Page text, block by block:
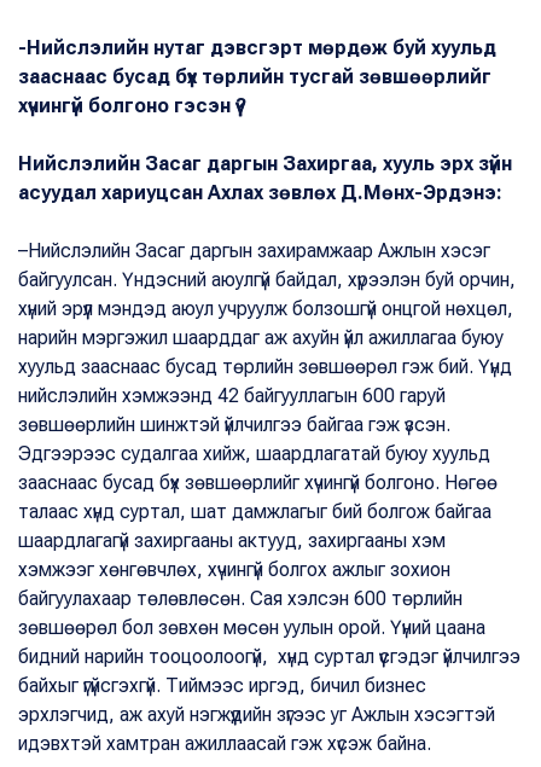
-Нийслэлийн нутаг дэвсгэрт мөрдөж буй хуульд
зааснаас бусад бүх төрлийн тусгай зөвшөөрлийг
хүчингүй болгоно гэсэн үү?
Нийслэлийн Засаг даргын Захиргаа, хууль эрх зүйн
асуудал хариуцсан Ахлах зөвлөх Д.Мөнх-Эрдэнэ:
–Нийслэлийн Засаг даргын захирамжаар Ажлын хэсэг
байгуулсан. Үндэсний аюулгүй байдал, хүрээлэн буй орчин,
хүний эрүүл мэндэд аюул учруулж болзошгүй онцгой нөхцөл,
нарийн мэргэжил шаарддаг аж ахуйн үйл ажиллагаа буюу
хуульд зааснаас бусад төрлийн зөвшөөрөл гэж бий. Үүнд
нийслэлийн хэмжээнд 42 байгууллагын 600 гаруй
зөвшөөрлийн шинжтэй үйлчилгээ байгаа гэж үзсэн.
Эдгээрээс судалгаа хийж, шаардлагатай буюу хуульд
зааснаас бусад бүх зөвшөөрлийг хүчингүй болгоно. Нөгөө
талаас хүнд суртал, шат дамжлагыг бий болгож байгаа
шаардлагагүй захиргааны актууд, захиргааны хэм
хэмжээг хөнгөвчлөх, хүчингүй болгох ажлыг зохион
байгуулахаар төлөвлөсөн. Сая хэлсэн 600 төрлийн
зөвшөөрөл бол зөвхөн мөсөн уулын орой. Үүний цаана
бидний нарийн тооцоолоогүй, хүнд суртал үүсгэдэг үйлчилгээ
байхыг үгүйсгэхгүй. Тиймээс иргэд, бичил бизнес
эрхлэгчид, аж ахуй нэгжүүдийн зүгээс уг Ажлын хэсэгтэй
идэвхтэй хамтран ажиллаасай гэж хүсэж байна.